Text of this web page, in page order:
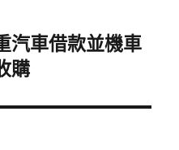
汽車借款並機車
購